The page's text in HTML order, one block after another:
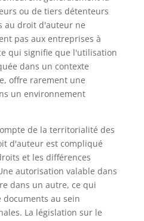
ou de tiers détenteurs
au droit d'auteur ne
pas aux entreprises à
qui signifie que l'utilisation
dans un contexte
offre rarement une
un environnement
de la territorialité des
d'auteur est compliqué
et les différences
autorisation valable dans
dans un autre, ce qui
au sein
La législation sur le